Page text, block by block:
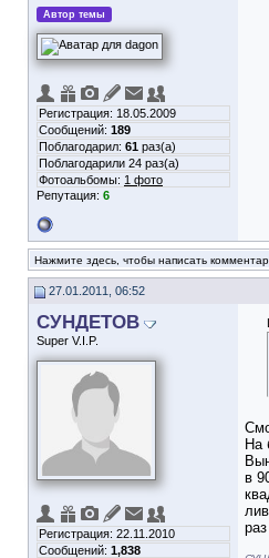
Автор темы
Регистрация: 18.05.2009
Сообщений: 189
Поблагодарил: 61 раз(а)
Поблагодарили 24 раз(а)
Фотоальбомы: 1 фото
Репутация: 6
Нажмите здесь, чтобы написать
27.01.2011, 06:52
СУНДЕТОВ
Super V.I.P.
Регистрация: 22.11.2010
Сообщений: 1,838
На
в